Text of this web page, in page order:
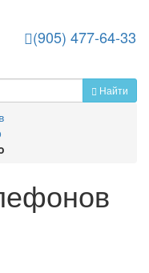
(905) 477-64-33
Navigation
Найти